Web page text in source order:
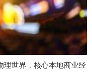
理世界，核心本地商业经